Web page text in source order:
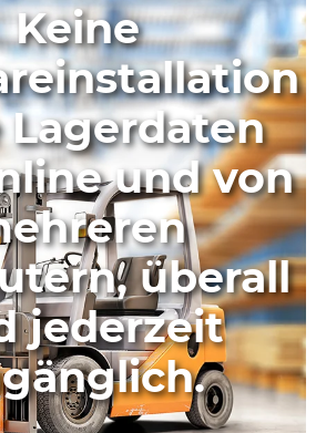
Keine
Lagerdaten
und von
überall
jederzeit